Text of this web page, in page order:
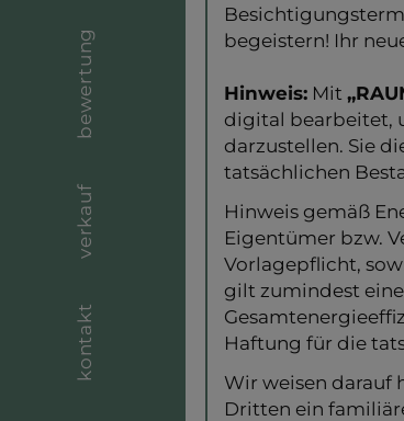
kontakt
verkauf
bewertung
begeistern! Ihr
Hinweis: Mit
digital bearbeitet,
darzustellen. Sie
tatsächlichen
Hinweis gemäß
Eigentümer bzw.
Vorlagepflicht,
gilt zumindest
Haftung für die
Wir weisen darauf
Dritten ein